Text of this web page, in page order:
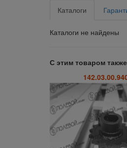
Каталоги
Каталоги не найдены
С этим товаром